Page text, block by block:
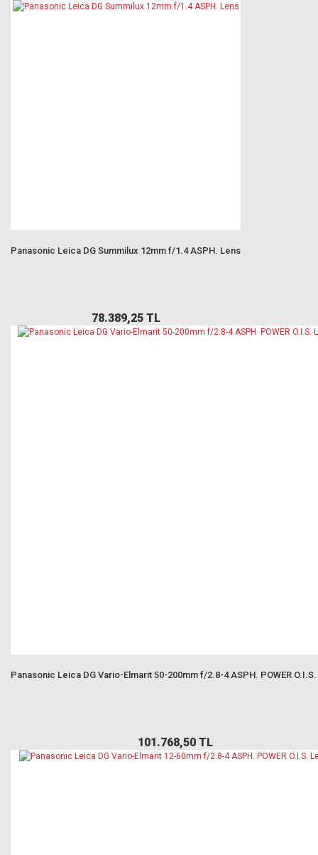
Panasonic Leica DG Summilux 12mm f/1.4 ASPH. Lens
78.389,25 TL
Panasonic Leica DG Vario-Elmarit 50-200mm f/2.8-4 ASPH. POWER
101.768,50 TL